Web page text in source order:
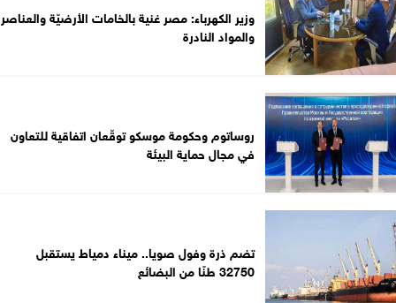
وزير الكهرباء: مصر غنية بالخامات الأرضيّة والعناصر
والمواد النادرة
روساتوم وحكومة موسكو توقّعان اتفاقية للتعاون
في مجال حماية البيئة
تضم ذرة وفول صويا.. ميناء دمياط يستقبل
32750 طنًا من البضائع